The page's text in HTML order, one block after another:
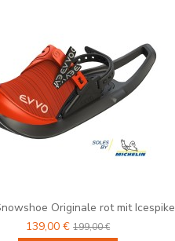
Originale rot mit Icespike
139,00 €199,00 €